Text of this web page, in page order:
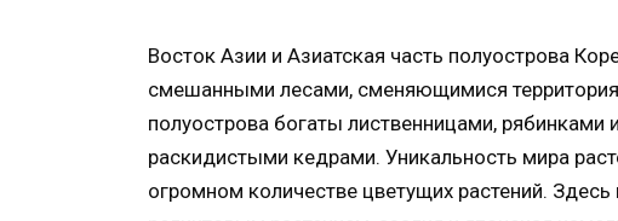
Восток Азии и Азиатская часть полуострова
смешанными лесами, сменяющимися
полуострова богаты лиственницами,
раскидистыми кедрами. Уникальность мира
огромном количестве цветущих растений.